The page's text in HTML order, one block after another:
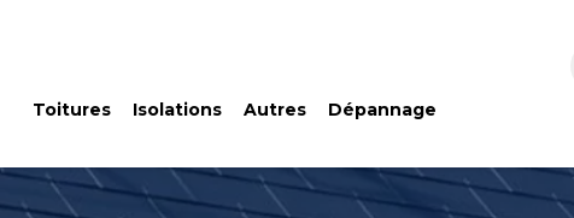
Toitures Isolations Autres Dépannage